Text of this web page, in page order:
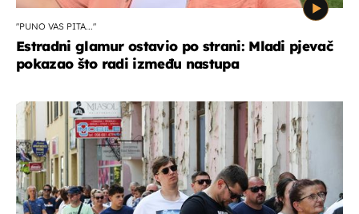
"PUNO VAS PITA..."
Estradni glamur ostavio po strani: Mladi pjevač
pokazao što radi između nastupa